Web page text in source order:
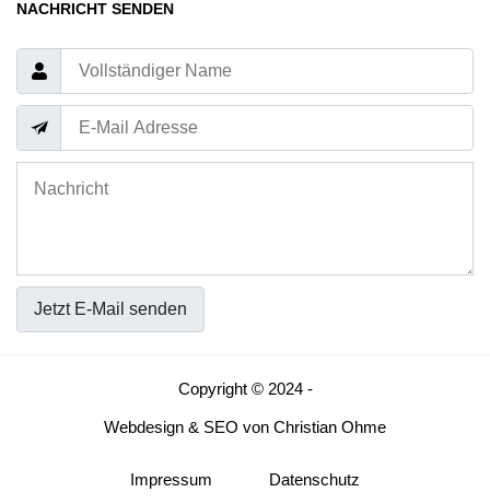
NACHRICHT SENDEN
Jetzt E-Mail senden
Copyright © 2024 -
Webdesign & SEO von Christian Ohme
Impressum Datenschutz